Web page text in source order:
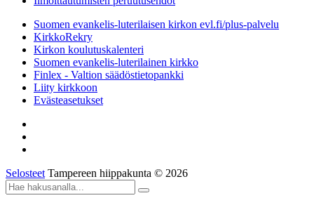
Suomen evankelis-luterilaisen kirkon evl.fi/plus-palvelu
KirkkoRekry
Kirkon koulutuskalenteri
Suomen evankelis-luterilainen kirkko
Finlex - Valtion säädöstietopankki
Liity kirkkoon
Evästeasetukset
Selosteet Tampereen hiippakunta © 2026